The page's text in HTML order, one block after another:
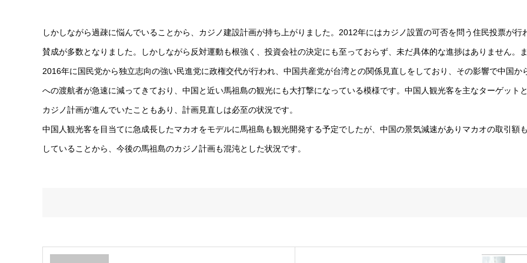
しかしながら過疎に悩んでいることから、カジノ建設計画が持ち上がりました。2012年にはカジノ設置の可否を問う住民投票が行
賛成が多数となりました。しかしながら反対運動も根強く、投資会社の決定にも至っておらず、未だ具体的な進捗はありません。ま
2016年に国民党から独立志向の強い民進党に政権交代が行われ、中国共産党が台湾との関係見直しをしており、その影響で中国か
への渡航者が急速に減ってきており、中国と近い馬祖島の観光にも大打撃になっている模様です。中国人観光客を主なターゲット
カジノ計画が進んでいたこともあり、計画見直しは必至の状況です。
中国人観光客を目当てに急成長したマカオをモデルに馬祖島も観光開発する予定でしたが、中国の景気減速がありマカオの取引額
していることから、今後の馬祖島のカジノ計画も混沌とした状況です。